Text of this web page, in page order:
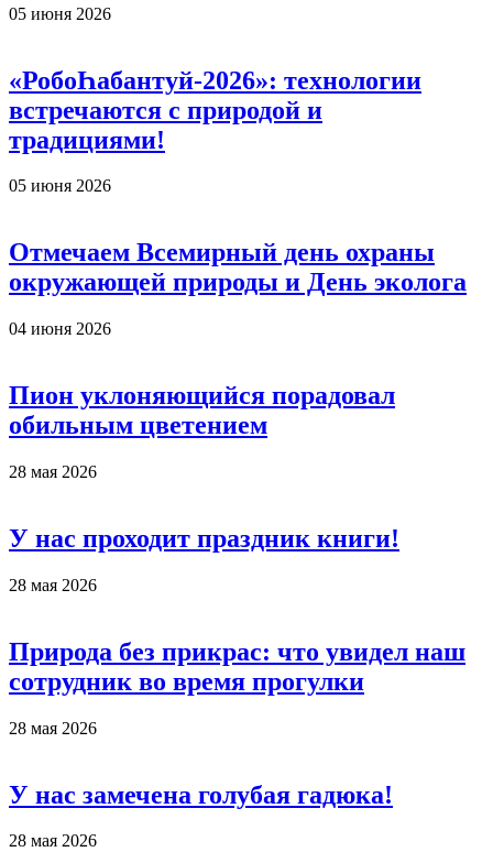
05 июня 2026
«РобоҺабантуй-2026»: технологии
встречаются с природой и
традициями!
05 июня 2026
Отмечаем Всемирный день охраны
окружающей природы и День эколога
04 июня 2026
Пион уклоняющийся порадовал
обильным цветением
28 мая 2026
У нас проходит праздник книги!
28 мая 2026
Природа без прикрас: что увидел наш
сотрудник во время прогулки
28 мая 2026
У нас замечена голубая гадюка!
28 мая 2026